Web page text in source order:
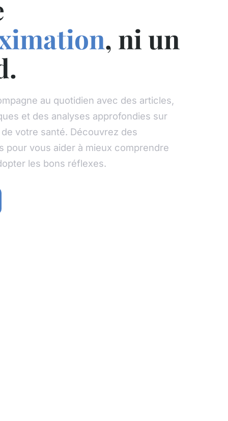
, ni un
au quotidien avec des articles,
et des analyses approfondies sur
votre santé. Découvrez des
pour vous aider à mieux comprendre
les bons réflexes.